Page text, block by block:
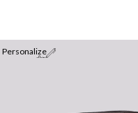
Personalize